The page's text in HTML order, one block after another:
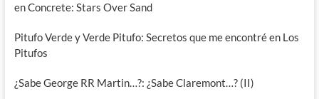
en Concrete: Stars Over Sand
Pitufo Verde y Verde Pitufo: Secretos que me encontré en Los
Pitufos
¿Sabe George RR Martin…?: ¿Sabe Claremont…? (II)